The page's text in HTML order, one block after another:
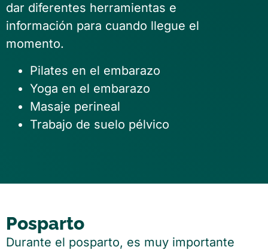
dar diferentes herramientas e
información para cuando llegue el
momento.
Pilates en el embarazo
Yoga en el embarazo
Masaje perineal
Trabajo de suelo pélvico
Posparto
Durante el posparto, es muy importante